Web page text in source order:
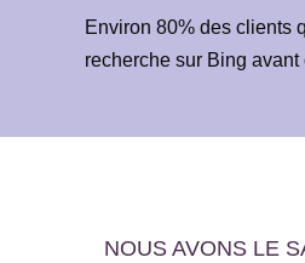
Environ 80% des clients
recherche sur Bing
NOUS AVONS LE